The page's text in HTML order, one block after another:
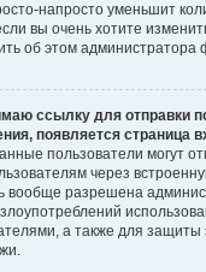
напросто уменьшит
вы очень хотите
об этом администратора
ссылку для отправки
появляется страница
пользователи могут
через
вообще разрешена
а также для защиты